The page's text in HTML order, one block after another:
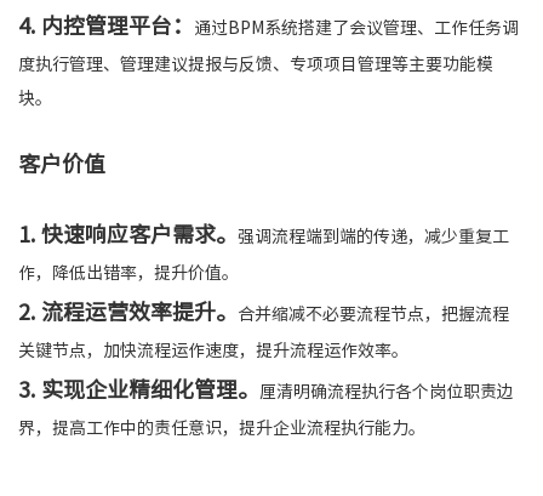
4. 内控管理平台： 通过BPM系统搭建了会议管理、工作任务调
度执行管理、管理建议提报与反馈、专项项目管理等主要功能模
块。
客户价值
1. 快速响应客户需求。 强调流程端到端的传递，减少重复工
作，降低出错率，提升价值。
2. 流程运营效率提升。 合并缩减不必要流程节点，把握流程
关键节点，加快流程运作速度，提升流程运作效率。
3. 实现企业精细化管理。 厘清明确流程执行各个岗位职责边
界，提高工作中的责任意识，提升企业流程执行能力。